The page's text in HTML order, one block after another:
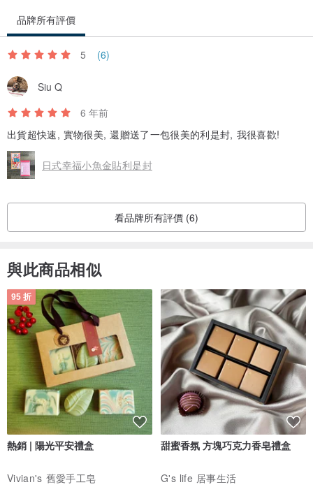
品牌所有評價
5 (6)
Siu Q
6 年前
出貨超快速, 實物很美, 還贈送了一包很美的利是封, 我很喜歡!
日式幸福小魚金貼利是封
看品牌所有評價 (6)
與此商品相似
95 折
熱銷 | 陽光平安禮盒
Vivian's 舊愛手工皂
甜蜜香氛 方塊巧克力香皂禮盒
G's life 居事生活